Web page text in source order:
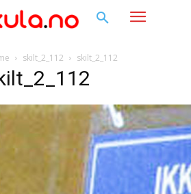
skilt_2_112 skilt_2_112